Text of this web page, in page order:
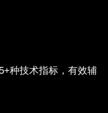
种技术指标，有效辅